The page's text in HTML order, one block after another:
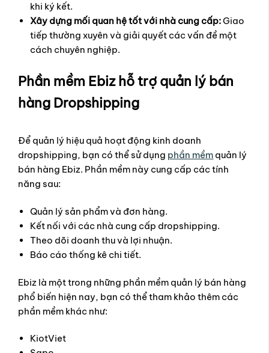
khi ký kết.
Xây dựng mối quan hệ tốt với nhà cung cấp:Giao
tiếp thường xuyên và giải quyết các vấn đề một
cách chuyên nghiệp.
Phần mềm Ebiz hỗ trợ quản lý bán
hàng Dropshipping
Để quản lý hiệu quả hoạt động kinh doanh
dropshipping, bạn có thể sử dụng phần mềm quản lý
bán hàng Ebiz. Phần mềm này cung cấp các tính
năng sau:
Quản lý sản phẩm và đơn hàng.
Kết nối với các nhà cung cấp dropshipping.
Theo dõi doanh thu và lợi nhuận.
Báo cáo thống kê chi tiết.
Ebiz là một trong những phần mềm quản lý bán hàng
phổ biến hiện nay, bạn có thể tham khảo thêm các
phần mềm khác như:
KiotViet